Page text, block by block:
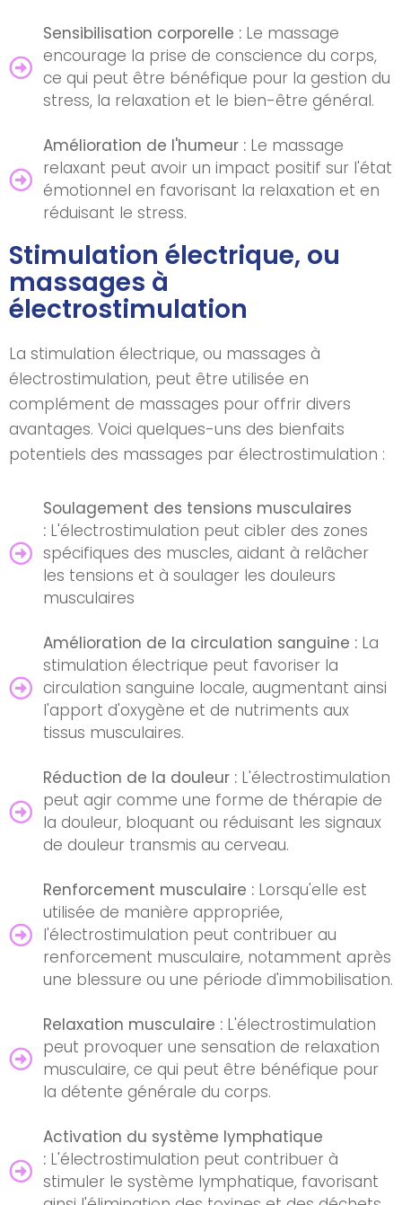
Sensibilisation corporelle :Le massage
encourage la prise de conscience du corps,
ce qui peut être bénéfique pour la gestion du
stress, la relaxation et le bien-être général.
Amélioration de l'humeur :Le massage
relaxant peut avoir un impact positif sur l'état
émotionnel en favorisant la relaxation et en
réduisant le stress.
Stimulation électrique, ou
massages à
électrostimulation
La stimulation électrique, ou massages à
électrostimulation, peut être utilisée en
complément de massages pour offrir divers
avantages. Voici quelques-uns des bienfaits
potentiels des massages par électrostimulation :
Soulagement des tensions musculaires
:L'électrostimulation peut cibler des zones
spécifiques des muscles, aidant à relâcher
les tensions et à soulager les douleurs
musculaires
Amélioration de la circulation sanguine :La
stimulation électrique peut favoriser la
circulation sanguine locale, augmentant ainsi
l'apport d'oxygène et de nutriments aux
tissus musculaires.
Réduction de la douleur :L'électrostimulation
peut agir comme une forme de thérapie de
la douleur, bloquant ou réduisant les signaux
de douleur transmis au cerveau.
Renforcement musculaire :Lorsqu'elle est
utilisée de manière appropriée,
l'électrostimulation peut contribuer au
renforcement musculaire, notamment après
une blessure ou une période d'immobilisation.
Relaxation musculaire :L'électrostimulation
peut provoquer une sensation de relaxation
musculaire, ce qui peut être bénéfique pour
la détente générale du corps.
Activation du système lymphatique
:L'électrostimulation peut contribuer à
stimuler le système lymphatique, favorisant